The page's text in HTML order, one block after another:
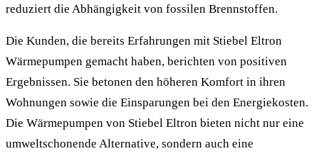
reduziert die Abhängigkeit von fossilen Brennstoffen.
Die Kunden, die bereits Erfahrungen mit Stiebel Eltron
Wärmepumpen gemacht haben, berichten von positiven
Ergebnissen. Sie betonen den höheren Komfort in ihren
Wohnungen sowie die Einsparungen bei den Energiekosten.
Die Wärmepumpen von Stiebel Eltron bieten nicht nur eine
umweltschonende Alternative, sondern auch eine